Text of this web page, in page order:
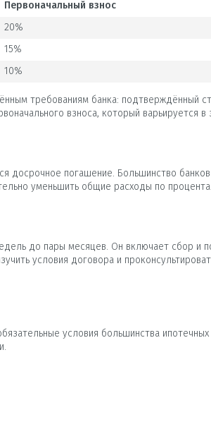
Первоначальный взнос
20%
15%
10%
требованиям банка: подтверждённый
взноса, который варьируется
досрочное погашение. Большинство
уменьшить общие расходы по
до пары месяцев. Он включает сбор и
условия договора и
условия большинства